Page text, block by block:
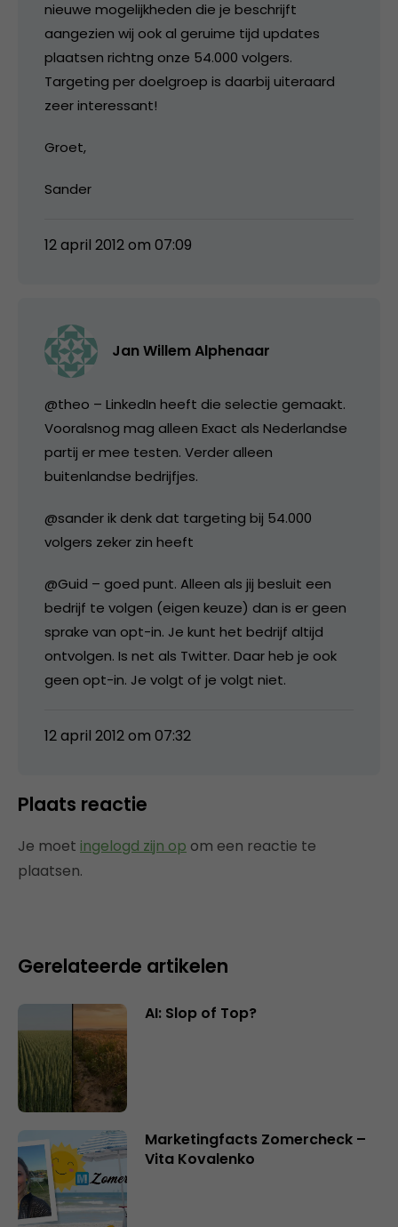
nieuwe mogelijkheden die je beschrijft
aangezien wij ook al geruime tijd updates
plaatsen richtng onze 54.000 volgers.
Targeting per doelgroep is daarbij uiteraard
zeer interessant!
Groet,
Sander
12 april 2012 om 07:09
Jan Willem Alphenaar
@theo – LinkedIn heeft die selectie gemaakt.
Vooralsnog mag alleen Exact als Nederlandse
partij er mee testen. Verder alleen
buitenlandse bedrijfjes.
@sander ik denk dat targeting bij 54.000
volgers zeker zin heeft
@Guid – goed punt. Alleen als jij besluit een
bedrijf te volgen (eigen keuze) dan is er geen
sprake van opt-in. Je kunt het bedrijf altijd
ontvolgen. Is net als Twitter. Daar heb je ook
geen opt-in. Je volgt of je volgt niet.
12 april 2012 om 07:32
Plaats reactie
Je moet ingelogd zijn op om een reactie te
plaatsen.
Gerelateerde artikelen
AI: Slop of Top?
Marketingfacts Zomercheck –
Vita Kovalenko